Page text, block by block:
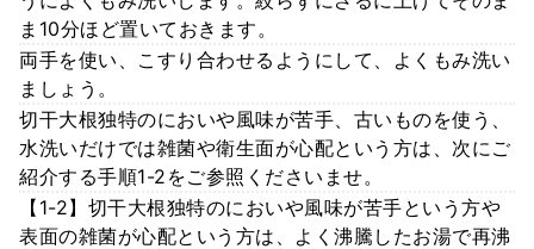
ま10分ほど置いておきます。
両手を使い、こすり合わせるようにして、よくもみ洗い
ましょう。
切干大根独特のにおいや風味が苦手、古いものを使う、
水洗いだけでは雑菌や衛生面が心配という方は、次にご
紹介する手順1-2をご参照くださいませ。
【1-2】切干大根独特のにおいや風味が苦手という方や
表面の雑菌が心配という方は、よく沸騰したお湯で再沸